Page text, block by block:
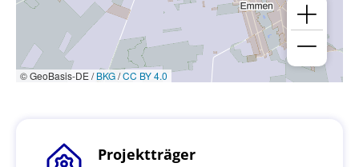
© GeoBasis-DE /BKG/CC BY 4.0
Projektträger